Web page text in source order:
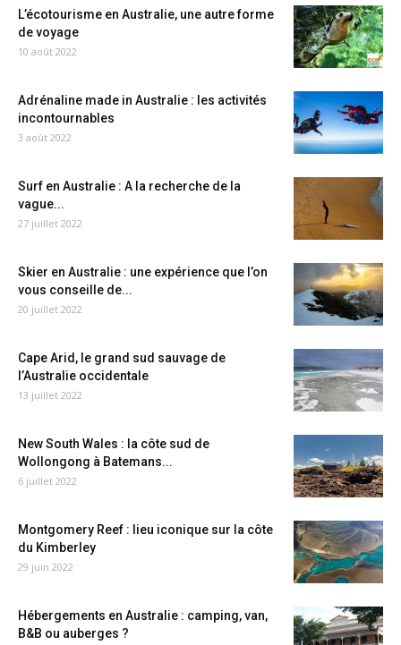
L’écotourisme en Australie, une autre forme
de voyage
10 août 2022
Adrénaline made in Australie : les activités
incontournables
3 août 2022
Surf en Australie : A la recherche de la
vague...
27 juillet 2022
Skier en Australie : une expérience que l’on
vous conseille de...
20 juillet 2022
Cape Arid, le grand sud sauvage de
l’Australie occidentale
13 juillet 2022
New South Wales : la côte sud de
Wollongong à Batemans...
6 juillet 2022
Montgomery Reef : lieu iconique sur la côte
du Kimberley
29 juin 2022
Hébergements en Australie : camping, van,
B&B ou auberges ?